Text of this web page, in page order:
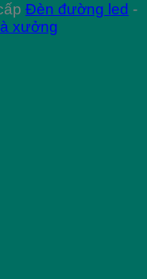
Đèn đường led -
xưởng